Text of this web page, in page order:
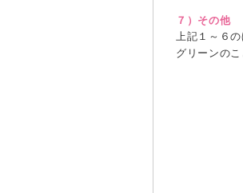
７）その他
上記１～６
グリーンの